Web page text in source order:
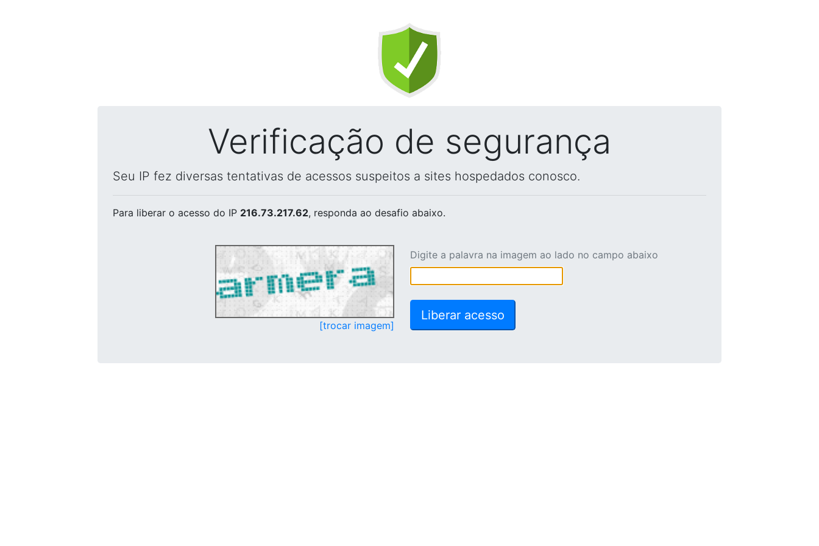
Verificação de segurança
Seu IP fez diversas tentativas de acessos suspeitos a sites hospedados conosco.
Para liberar o acesso do IP 216.73.217.62, responda ao desafio abaixo.
[trocar imagem]
Digite a palavra na imagem ao lado no campo abaixo